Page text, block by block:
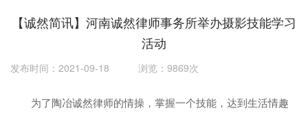
【诚然简讯】河南诚然律师事务所举办摄影技能学习
活动
发布时间：2021-09-18 浏览：9869次
为了陶冶诚然律师的情操，掌握一个技能，达到生活情趣